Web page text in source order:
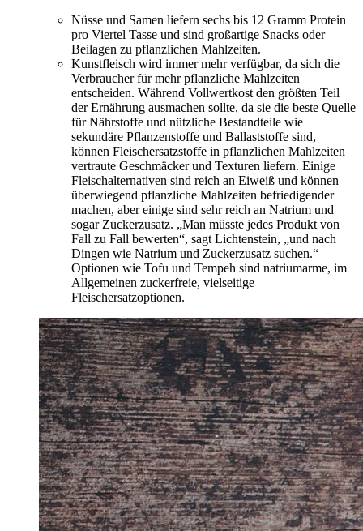
Nüsse und Samen liefern sechs bis 12 Gramm Protein
pro Viertel Tasse und sind großartige Snacks oder
Beilagen zu pflanzlichen Mahlzeiten.
Kunstfleisch wird immer mehr verfügbar, da sich die
Verbraucher für mehr pflanzliche Mahlzeiten
entscheiden. Während Vollwertkost den größten Teil
der Ernährung ausmachen sollte, da sie die beste Quelle
für Nährstoffe und nützliche Bestandteile wie
sekundäre Pflanzenstoffe und Ballaststoffe sind,
können Fleischersatzstoffe in pflanzlichen Mahlzeiten
vertraute Geschmäcker und Texturen liefern. Einige
Fleischalternativen sind reich an Eiweiß und können
überwiegend pflanzliche Mahlzeiten befriedigender
machen, aber einige sind sehr reich an Natrium und
sogar Zuckerzusatz. „Man müsste jedes Produkt von
Fall zu Fall bewerten“, sagt Lichtenstein, „und nach
Dingen wie Natrium und Zuckerzusatz suchen.“
Optionen wie Tofu und Tempeh sind natriumarme, im
Allgemeinen zuckerfreie, vielseitige
Fleischersatzoptionen.